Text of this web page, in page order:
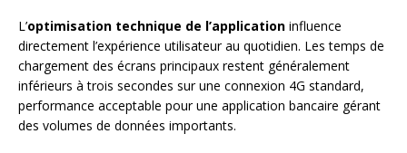
L’optimisation technique de l’application influence
directement l’expérience utilisateur au quotidien. Les temps de
chargement des écrans principaux restent généralement
inférieurs à trois secondes sur une connexion 4G standard,
performance acceptable pour une application bancaire gérant
des volumes de données importants.